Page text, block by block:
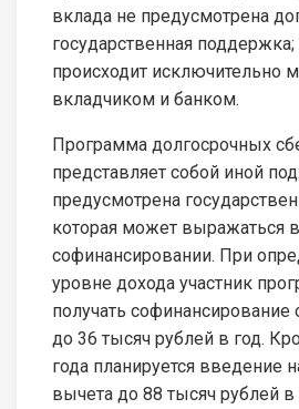
вклада не предусмотрена
государственная
происходит исключительно
вкладчиком и банком.
Программа долгосрочных
представляет собой иной
предусмотрена
которая может выражаться в
софинансировании. При
уровне дохода участник
получать софинансирование
до 36 тысяч рублей в год.
года планируется введение
вычета до 88 тысяч рублей в